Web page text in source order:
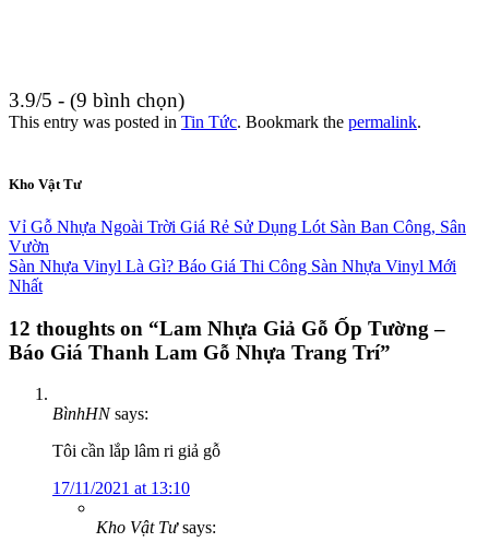
3.9/5 - (9 bình chọn)
This entry was posted in Tin Tức. Bookmark the permalink.
Kho Vật Tư
Vỉ Gỗ Nhựa Ngoài Trời Giá Rẻ Sử Dụng Lót Sàn Ban Công, Sân
Vườn
Sàn Nhựa Vinyl Là Gì? Báo Giá Thi Công Sàn Nhựa Vinyl Mới
Nhất
12 thoughts on “Lam Nhựa Giả Gỗ Ốp Tường –
Báo Giá Thanh Lam Gỗ Nhựa Trang Trí”
BìnhHN says:
Tôi cần lắp lâm ri giả gỗ
17/11/2021 at 13:10
Kho Vật Tư says: